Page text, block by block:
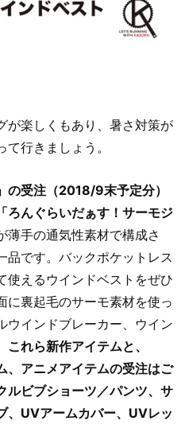
が楽しくもあり、暑さ対策が
行きましょう。
の受注（2018/9末予定分）
ろんぐらいだぁす！サーモジ
薄手の通気性素材で構成さ
品です。バックポケットレス
使えるウインドベストをぜひ
に裏起毛のサーモ素材を使っ
ウインドブレーカー、ウイン
これら新作アイテムと、
、アニメアイテムの受注はご
ルビブショーツ／パンツ、サ
、UVアームカバー、UVレッ